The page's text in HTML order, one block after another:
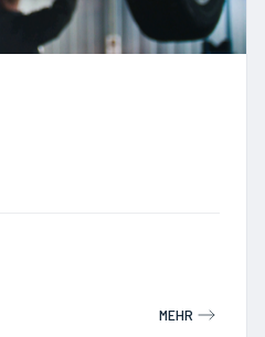
MEHR